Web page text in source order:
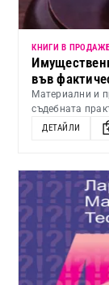
КНИГИ В
във
Материални и
съдебната
ДЕТАЙЛИ